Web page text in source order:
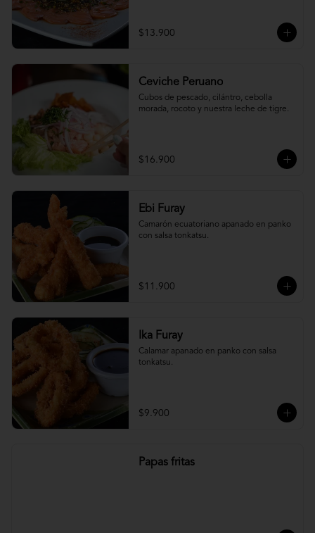
$13.900
Ceviche Peruano
Cubos de pescado, cilántro, cebolla
morada, rocoto y nuestra leche de tigre.
$16.900
Ebi Furay
Camarón ecuatoriano apanado en panko
con salsa tonkatsu.
$11.900
Ika Furay
Calamar apanado en panko con salsa
tonkatsu.
$9.900
Papas fritas